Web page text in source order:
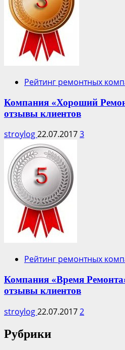
Рейтинг ремонтных
Компания «Хороший
отзывы клиентов
stroylog22.07.20173
Рейтинг ремонтных
Компания «Время
отзывы клиентов
stroylog22.07.20172
Рубрики